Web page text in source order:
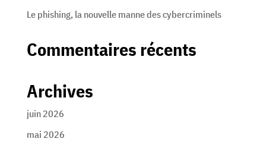
Le phishing, la nouvelle manne des cybercriminels
Commentaires récents
Archives
juin 2026
mai 2026